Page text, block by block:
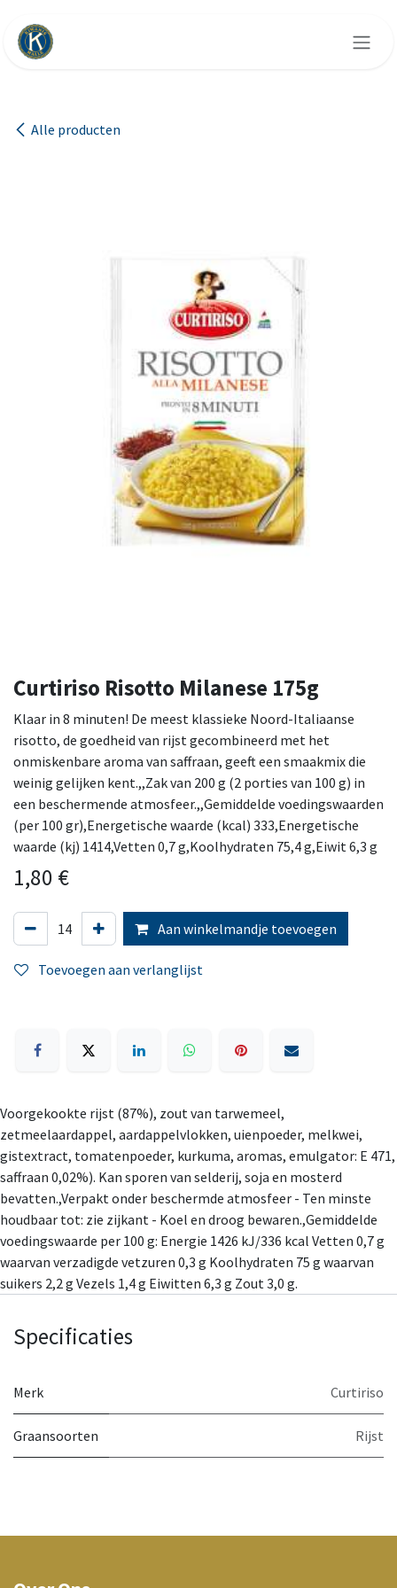
Alle producten
Curtiriso Risotto Milanese 175g
Klaar in 8 minuten! De meest klassieke Noord-Italiaanse
risotto, de goedheid van rijst gecombineerd met het
onmiskenbare aroma van saffraan, geeft een smaakmix die
weinig gelijken kent.,,Zak van 200 g (2 porties van 100 g) in
een beschermende atmosfeer.,,Gemiddelde voedingswaarden
(per 100 gr),Energetische waarde (kcal) 333,Energetische
waarde (kj) 1414,Vetten 0,7 g,Koolhydraten 75,4 g,Eiwit 6,3 g
1,80 €
Aan winkelmandje toevoegen
Toevoegen aan verlanglijst
Voorgekookte rijst (87%), zout van tarwemeel,
zetmeelaardappel, aardappelvlokken, uienpoeder, melkwei,
gistextract, tomatenpoeder, kurkuma, aromas, emulgator: E 471,
saffraan 0,02%). Kan sporen van selderij, soja en mosterd
bevatten.,Verpakt onder beschermde atmosfeer - Ten minste
houdbaar tot: zie zijkant - Koel en droog bewaren.,Gemiddelde
voedingswaarde per 100 g: Energie 1426 kJ/336 kcal Vetten 0,7 g
waarvan verzadigde vetzuren 0,3 g Koolhydraten 75 g waarvan
suikers 2,2 g Vezels 1,4 g Eiwitten 6,3 g Zout 3,0 g.
Specificaties
Merk Curtiriso
Graansoorten Rijst